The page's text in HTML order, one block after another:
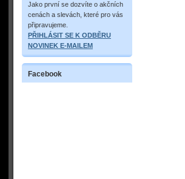
Jako první se dozvíte o akčních
cenách a slevách, které pro vás
připravujeme.
PŘIHLÁSIT SE K ODBĚRU
NOVINEK E-MAILEM
Facebook